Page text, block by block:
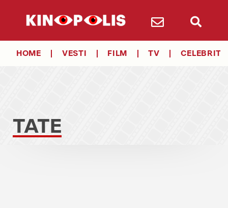
HOME VESTI FILM TV CELEBRITY
TATE